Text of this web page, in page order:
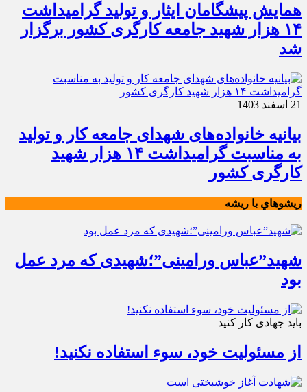
همایش پیشگامان ایثار و تولید گرامیداشت
۱۴ هزار شهید جامعه کارگری کشور برگزار
شد
21 اسفند 1403
بیانیه خانواده‌های شهدای جامعه کار و تولید
به مناسبت گرامیداشت ۱۴ هزار شهید
کارگری کشور
ريشوهاي با ريشه
شهید”عباس ورامینی”؛شهیدی که مرد عمل
بود
باید جهادی کار کنید
از مسئولیت خود، سوء استفاده نکنید!